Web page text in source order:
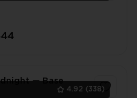
4.92 (338)
— Base